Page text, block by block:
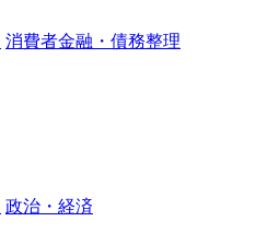
消費者金融・債務整理
政治・経済